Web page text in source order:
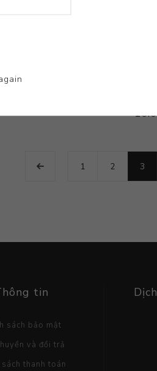
1 2 3
tin
sách bảo mật
và đổi trả
sách thanh toán